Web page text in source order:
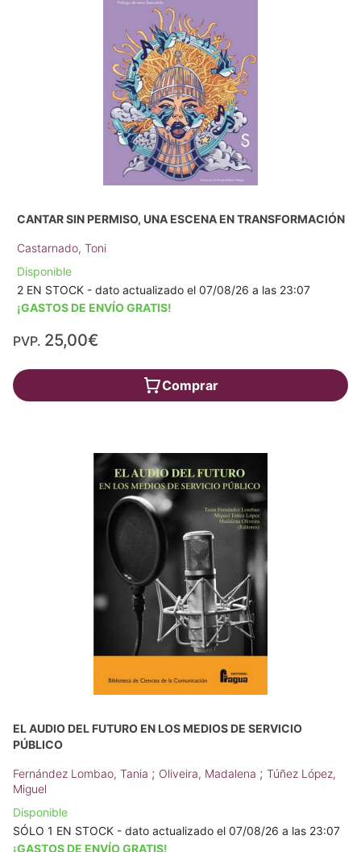
CANTAR SIN PERMISO, UNA ESCENA EN TRANSFORMACIÓN
Castarnado, Toni
Disponible
2 EN STOCK - dato actualizado el 07/08/26 a las 23:07
¡GASTOS DE ENVÍO GRATIS!
PVP. 25,00€
Comprar
EL AUDIO DEL FUTURO EN LOS MEDIOS DE SERVICIO
PÚBLICO
Fernández Lombao, Tania ; Oliveira, Madalena ; Túñez López,
Miguel
Disponible
SÓLO 1 EN STOCK - dato actualizado el 07/08/26 a las 23:07
¡GASTOS DE ENVÍO GRATIS!